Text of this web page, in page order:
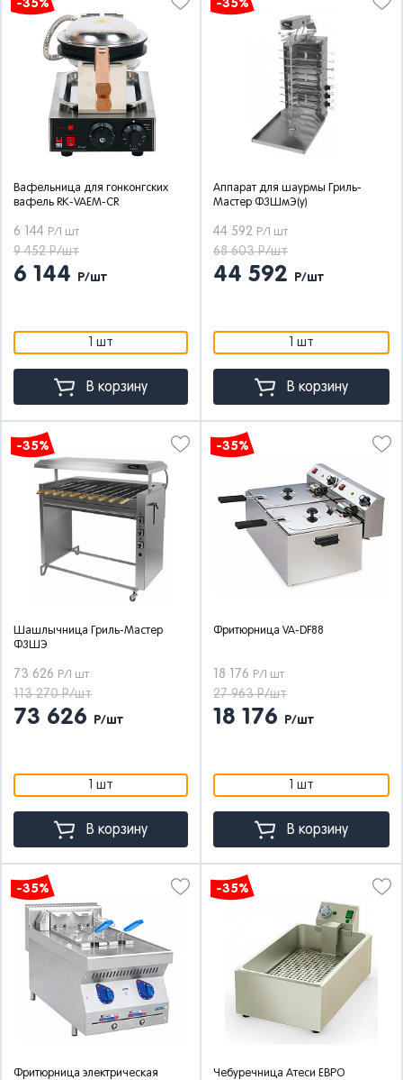
-35%
Вафельница для гонконгских
вафель RK-VAEM-CR
6 144 Р/1 шт
9 452 Р/шт
6 144 Р/шт
1 шт
В корзину
-35%
Аппарат для шаурмы Гриль-
Мастер Ф3ШмЭ(у)
44 592 Р/1 шт
68 603 Р/шт
44 592 Р/шт
1 шт
В корзину
-35%
Шашлычница Гриль-Мастер
Ф3ШЭ
73 626 Р/1 шт
113 270 Р/шт
73 626 Р/шт
1 шт
В корзину
-35%
Фритюрница VA-DF88
18 176 Р/1 шт
27 963 Р/шт
18 176 Р/шт
1 шт
В корзину
-35%
Фритюрница электрическая
-35%
Чебуречница Атеси ЕВРО